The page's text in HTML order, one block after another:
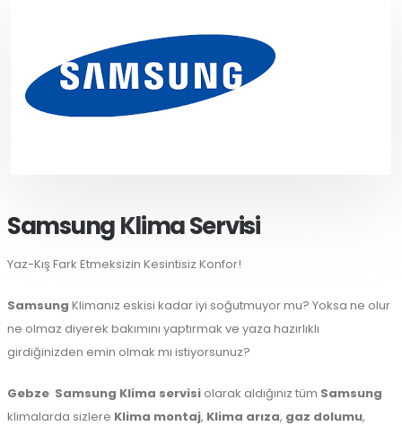
Samsung Klima Servisi
Yaz-Kış Fark Etmeksizin Kesintisiz Konfor!
Samsung Klimanız eskisi kadar iyi soğutmuyor mu? Yoksa ne olur
ne olmaz diyerek bakımını yaptırmak ve yaza hazırlıklı
girdiğinizden emin olmak mı istiyorsunuz?
Gebze Samsung Klima servisi olarak aldığınız tüm Samsung
klimalarda sizlere Klima montaj, Klima arıza, gaz dolumu,